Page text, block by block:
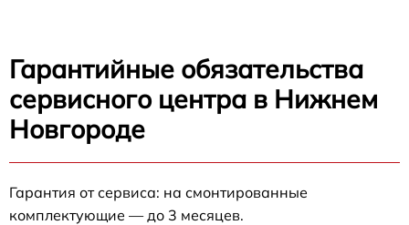
Гарантийные обязательства
сервисного центра в Нижнем
Новгороде
Гарантия от сервиса: на смонтированные
комплектующие — до 3 месяцев.